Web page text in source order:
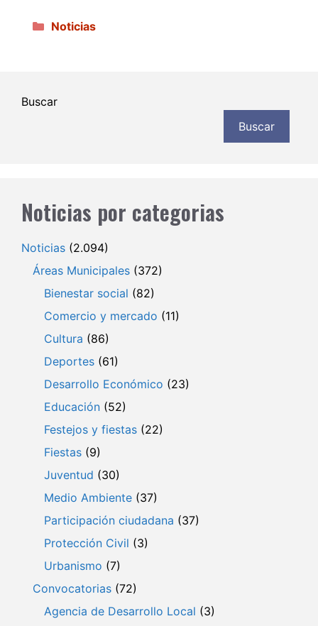
Categorías
Noticias
Buscar
Buscar
Noticias por categorias
Noticias (2.094)
Áreas Municipales (372)
Bienestar social (82)
Comercio y mercado (11)
Cultura (86)
Deportes (61)
Desarrollo Económico (23)
Educación (52)
Festejos y fiestas (22)
Fiestas (9)
Juventud (30)
Medio Ambiente (37)
Participación ciudadana (37)
Protección Civil (3)
Urbanismo (7)
Convocatorias (72)
Agencia de Desarrollo Local (3)